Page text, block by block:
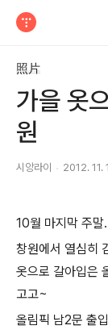
照片
가을 옷
원
시앙라이 2012. 11.
10월 마지막 주말.
창원에서 열심히
옷으로 갈아입은
고고~
올림픽 남2문 출